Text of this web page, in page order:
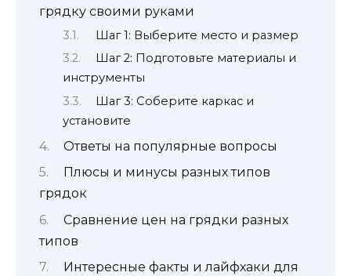
грядку своими руками
Шаг 1: Выберите место и размер
Шаг 2: Подготовьте материалы и
инструменты
Шаг 3: Соберите каркас и
установите
Ответы на популярные вопросы
Плюсы и минусы разных типов
грядок
Сравнение цен на грядки разных
типов
Интересные факты и лайфхаки для